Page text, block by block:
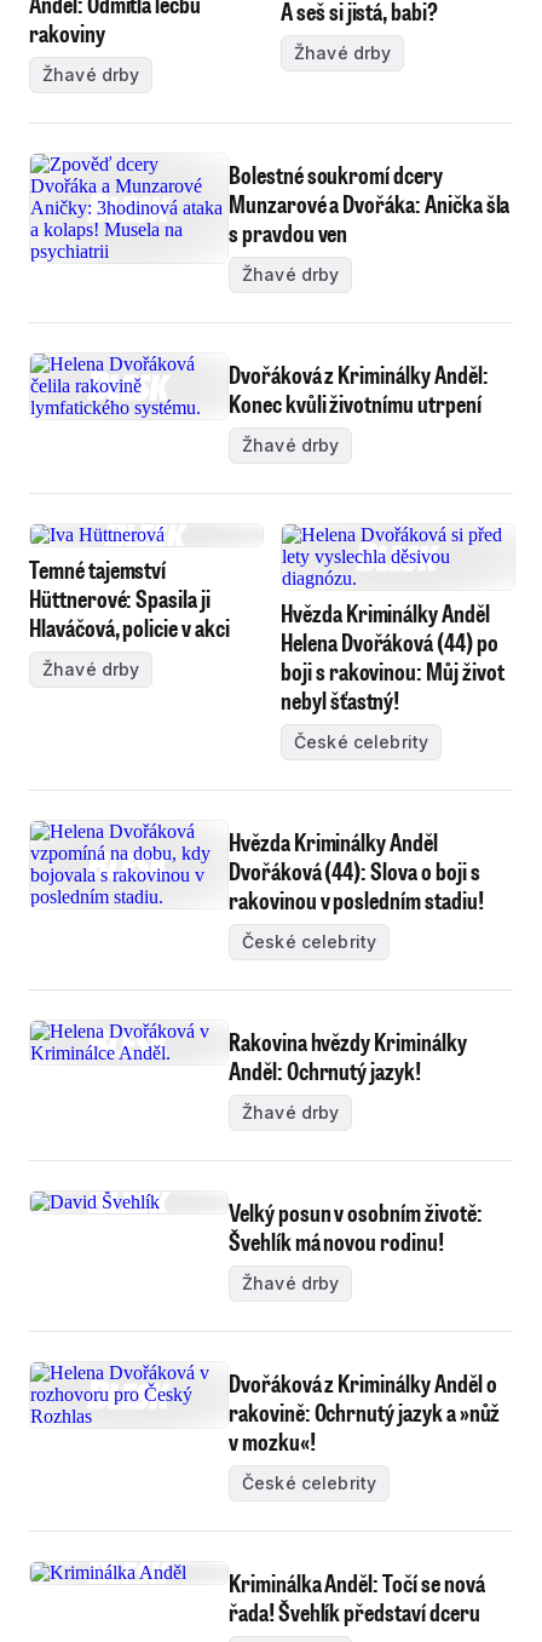
rakoviny
Žhavé drby
A seš si jistá, babi?
Žhavé drby
Bolestné soukromí dcery
Munzarové a Dvořáka: Anička šla
s pravdou ven
Žhavé drby
Dvořáková z Kriminálky Anděl:
Konec kvůli životnímu utrpení
Žhavé drby
Temné tajemství
Hüttnerové: Spasila ji
Hlaváčová, policie v akci
Žhavé drby
Hvězda Kriminálky Anděl
Helena Dvořáková (44) po
boji s rakovinou: Můj život
nebyl šťastný!
České celebrity
Hvězda Kriminálky Anděl
Dvořáková (44): Slova o boji s
rakovinou v posledním stadiu!
České celebrity
Rakovina hvězdy Kriminálky
Anděl: Ochrnutý jazyk!
Žhavé drby
Velký posun v osobním životě:
Švehlík má novou rodinu!
Žhavé drby
Dvořáková z Kriminálky Anděl o
rakovině: Ochrnutý jazyk a »nůž
v mozku«!
České celebrity
Kriminálka Anděl: Točí se nová
řada! Švehlík představí dceru